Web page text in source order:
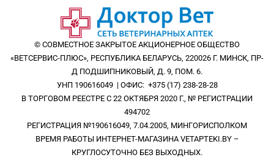
© СОВМЕСТНОЕ ЗАКРЫТОЕ АКЦИОНЕРНОЕ ОБЩЕСТВО
«ВЕТСЕРВИС-ПЛЮС», РЕСПУБЛИКА БЕЛАРУСЬ, 220026 Г. МИНСК, ПР-
Д ПОДШИПНИКОВЫЙ, Д. 9, ПОМ. 6.
УНП 190616049 | ОФИС: +375 (17) 238-28-28
В ТОРГОВОМ РЕЕСТРЕ С 22 ОКТЯБРЯ 2020 Г., № РЕГИСТРАЦИИ
494702
РЕГИСТРАЦИЯ №190616049, 7.04.2005, МИНГОРИСПОЛКОМ
ВРЕМЯ РАБОТЫ ИНТЕРНЕТ-МАГАЗИНА VETAPTEKI.BY –
КРУГЛОСУТОЧНО БЕЗ ВЫХОДНЫХ.